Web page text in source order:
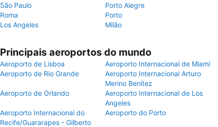
São Paulo
Porto Alegre
Roma
Porto
Los Angeles
Milão
Principais aeroportos do mundo
Aeroporto de Lisboa
Aeroporto Internacional de Miami
Aeroporto de Rio Grande
Aeroporto Internacional Arturo
Merino Benítez
Aeroporto de Orlando
Aeroporto Internacional de Los
Angeles
Aeroporto Internacional do
Recife/Guararapes - Gilberto
Aeroporto do Porto